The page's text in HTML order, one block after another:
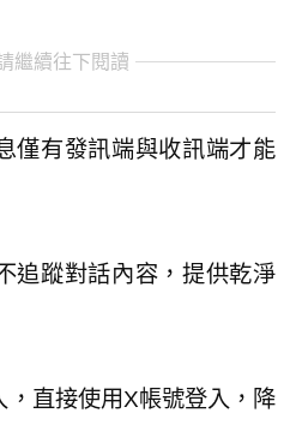
繼續往下閱讀
僅有發訊端與收訊端才能
追蹤對話內容，提供乾淨
直接使用X帳號登入，降